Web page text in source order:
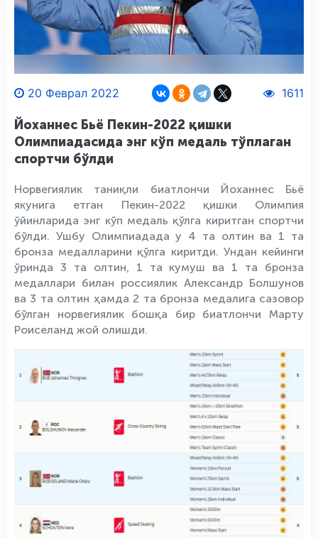
20 Феврал 2022 1611
Йоханнес Бьё Пекин-2022 қишки
Олимпиадасида энг кўп медаль тўплаган
спортчи бўлди
Норвегиялик таниқли биатлончи Йоханнес Бьё
якунига етган Пекин-2022 қишки Олимпия
ўйинларида энг кўп медаль қўлга киритган спортчи
бўлди. Ушбу Олимпиадада у 4 та олтин ва 1 та
бронза медалларини қўлга киритди. Ундан кейинги
ўринда 3 та олтин, 1 та кумуш ва 1 та бронза
медаллари билан россиялик Александр Болшунов
ва 3 та олтин ҳамда 2 та бронза медалига сазовор
бўлган норвегиялик бошқа бир биатлончи Марту
Роиселанд жой олишди.